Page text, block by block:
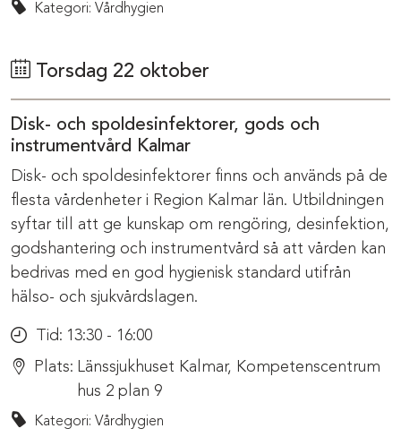
Kategori: Vårdhygien
Torsdag 22 oktober
Disk- och spoldesinfektorer, gods och
instrumentvård Kalmar
Disk- och spoldesinfektorer finns och används på de
flesta vårdenheter i Region Kalmar län. Utbildningen
syftar till att ge kunskap om rengöring, desinfektion,
godshantering och instrumentvård så att vården kan
bedrivas med en god hygienisk standard utifrån
hälso- och sjukvårdslagen.
Tid: 13:30 - 16:00
Plats: Länssjukhuset Kalmar, Kompetenscentrum
hus 2 plan 9
Kategori: Vårdhygien